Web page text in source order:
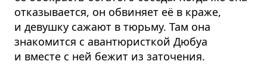
отказывается, он обвиняет её в краже,
и девушку сажают в тюрьму. Там она
знакомится с авантюристкой Дюбуа
и вместе с ней бежит из заточения.